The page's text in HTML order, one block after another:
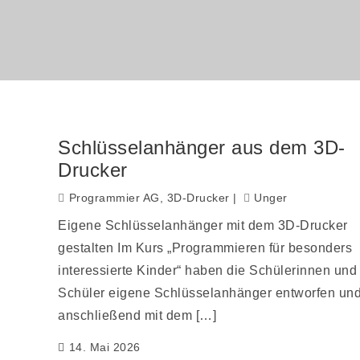
Schlüsselanhänger aus dem 3D-
Drucker
Programmier AG 3D-Drucker Unger
Eigene Schlüsselanhänger mit dem 3D-Drucker
gestalten Im Kurs „Programmieren für besonders
interessierte Kinder“ haben die Schülerinnen und
Schüler eigene Schlüsselanhänger entworfen und
anschließend mit dem […]
14. Mai 2026